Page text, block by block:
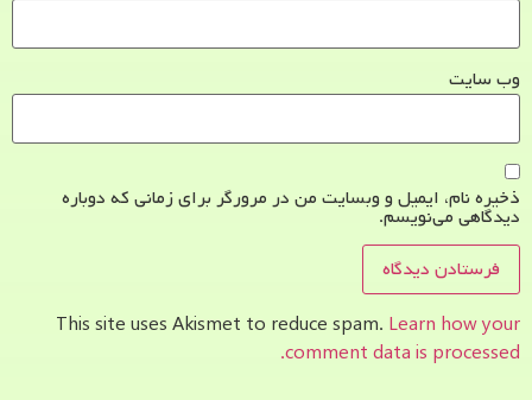
وب‌ سایت
ذخیره نام، ایمیل و وبسایت من در مرورگر برای زمانی که دوباره
دیدگاهی می‌نویسم.
This site uses Akismet to reduce spam. Learn how your
comment data is processed.